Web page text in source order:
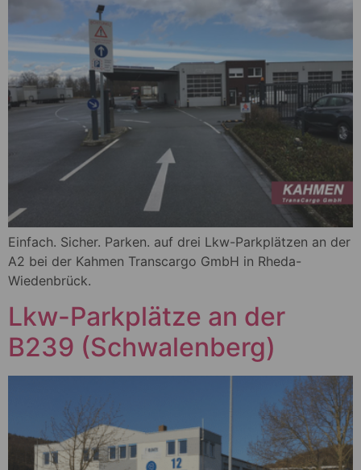
Einfach. Sicher. Parken. auf drei Lkw-Parkplätzen an der
A2 bei der Kahmen Transcargo GmbH in Rheda-
Wiedenbrück.
Lkw-Parkplätze an der
B239 (Schwalenberg)